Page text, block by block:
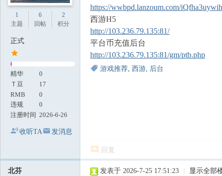
1
主题
6
回帖
2
积分
正式
精华
0
Ｔ豆
17
RMB
0
违规
0
注册时间 2026-6-26
收听TA 发消息
https://wwbpd.lanzoum.com/
西游H5
http://103.236.79.135:81/
平台币充值后台
http://103.236.79.135:81/gm/ptb.php
游戏推荐, 西游, 后台
回复
北芬 发表于 2026-7-25 17:51:23 显示全部